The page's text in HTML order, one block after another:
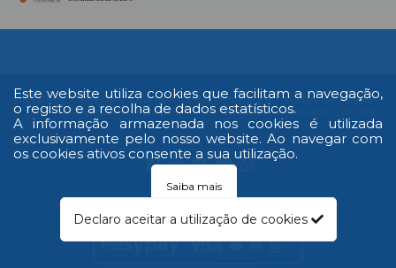
Este website utiliza cookies que facilitam a navegação,
o registo e a recolha de dados estatísticos.
A informação armazenada nos cookies é utilizada
exclusivamente pelo nosso website. Ao navegar com
os cookies ativos consente a sua utilização.
Saiba mais
Declaro aceitar a utilização de cookies
Multimédia
Edição
Impressa
Livro de
reclamações
RAL
Termos e
Condições
Política de
Privacidade
Ficha
© 2026 Todos os direitos reservados